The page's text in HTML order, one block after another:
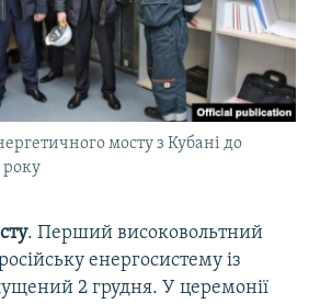
мосту з Кубані до
року
. Перший високовольтний
енергосистему із
2 грудня. У церемонії